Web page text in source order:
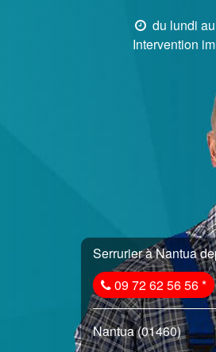
du lundi
Intervention
Serrurier à Nantua
09 72 62 56 56*
Nantua (01460)